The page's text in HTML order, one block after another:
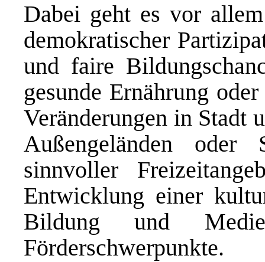
Dabei geht es vor
demokratischer
und faire
gesunde Ernährung
Veränderungen in Stadt
Außengeländen oder
sinnvoller
Entwicklung einer
Bildung und
Förderschwerpunkte.